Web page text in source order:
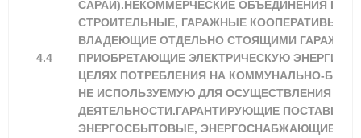
4.4
САРАИ).НЕКОММЕРЧЕСКИЕ ОБЪЕДИНЕНИЯ
СТРОИТЕЛЬНЫЕ, ГАРАЖНЫЕ КООПЕРАТИВЫ) И
ВЛАДЕЮЩИЕ ОТДЕЛЬНО СТОЯЩИМИ
ПРИОБРЕТАЮЩИЕ ЭЛЕКТРИЧЕСКУЮ ЭНЕРГИЮ
ЦЕЛЯХ ПОТРЕБЛЕНИЯ НА КОММУНАЛЬНО-
НЕ ИСПОЛЬЗУЕМУЮ ДЛЯ ОСУЩЕСТВЛЕНИЯ
ДЕЯТЕЛЬНОСТИ.ГАРАНТИРУЮЩИЕ
ЭНЕРГОСБЫТОВЫЕ, ЭНЕРГОСНАБЖАЮЩИЕ